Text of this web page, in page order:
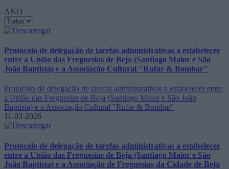
ANO
Protocolo de delegação de tarefas administrativas a estabelecer
entre a União das Freguesias de Beja (Santiago Maior e São
João Baptista) e a Associação Cultural "Rufar & Bombar"
Protocolo de delegação de tarefas administrativas a estabelecer entre
a União das Freguesias de Beja (Santiago Maior e São João
Baptista) e a Associação Cultural "Rufar & Bombar"
11-03-2026
Protocolo de delegação de tarefas administrativas a estabelecer
entre a União das Freguesias de Beja (Santiago Maior e São
João Baptista) e a Associação de Freguesias da Cidade de Beja